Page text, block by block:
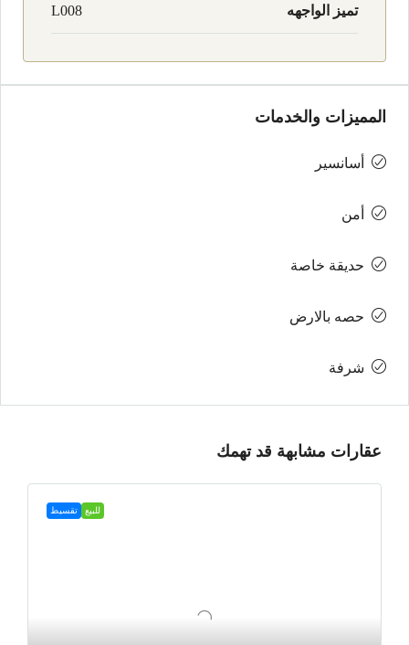
تميز الواجهه L008
المميزات والخدمات
أسانسير
أمن
حديقة خاصة
حصه بالارض
شرفة
عقارات مشابهة قد تهمك
للبيع تقسيط